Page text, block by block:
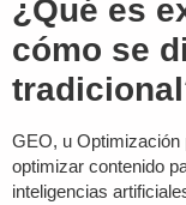
¿Qué es
cómo se
GEO, u Optimización
optimizar contenido
inteligencias